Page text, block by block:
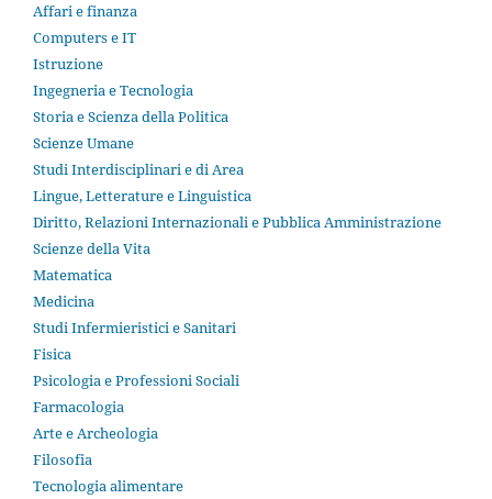
Affari e finanza
Computers e IT
Istruzione
Ingegneria e Tecnologia
Storia e Scienza della Politica
Scienze Umane
Studi Interdisciplinari e di Area
Lingue, Letterature e Linguistica
Diritto, Relazioni Internazionali e Pubblica Amministrazione
Scienze della Vita
Matematica
Medicina
Studi Infermieristici e Sanitari
Fisica
Psicologia e Professioni Sociali
Farmacologia
Arte e Archeologia
Filosofia
Tecnologia alimentare